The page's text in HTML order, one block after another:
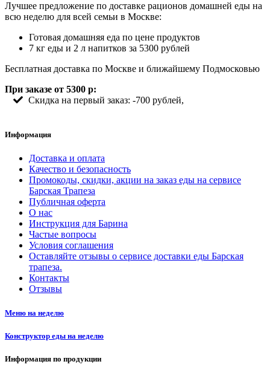
Лучшее предложение по доставке рационов домашней еды на
всю неделю для всей семьи в Москве:
Готовая домашняя еда по цене продуктов
7 кг еды и 2 л напитков за 5300 рублей
Бесплатная доставка по Москве и ближайшему Подмосковью
При заказе от 5300 р:
Скидка на первый заказ: -700 рублей,
Информация
Доставка и оплата
Качество и безопасность
Промокоды, скидки, акции на заказ еды на сервисе
Барская Трапеза
Публичная оферта
О нас
Инструкция для Барина
Частые вопросы
Условия соглашения
Оставляйте отзывы о сервисе доставки еды Барская
трапеза.
Контакты
Отзывы
Меню на неделю
Конструктор еды на неделю
Информация по продукции